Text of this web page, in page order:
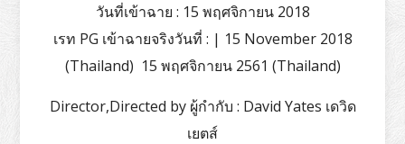
วันที่เข้าฉาย : 15 พฤศจิกายน 2018
เรท PG เข้าฉายจริงวันที่ : | 15 November 2018
(Thailand) 15 พฤศจิกายน 2561 (Thailand)
Director,Directed by ผู้กำกับ : David Yates เดวิด
เยตส์